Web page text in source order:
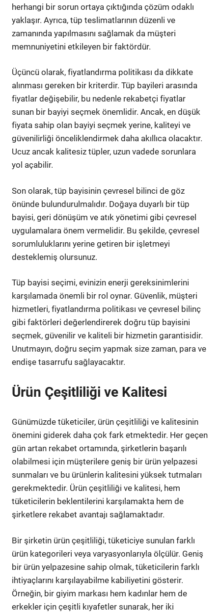
herhangi bir sorun ortaya çıktığında çözüm odaklı
yaklaşır. Ayrıca, tüp teslimatlarının düzenli ve
zamanında yapılmasını sağlamak da müşteri
memnuniyetini etkileyen bir faktördür.
Üçüncü olarak, fiyatlandırma politikası da dikkate
alınması gereken bir kriterdir. Tüp bayileri arasında
fiyatlar değişebilir, bu nedenle rekabetçi fiyatlar
sunan bir bayiyi seçmek önemlidir. Ancak, en düşük
fiyata sahip olan bayiyi seçmek yerine, kaliteyi ve
güvenilirliği önceliklendirmek daha akıllıca olacaktır.
Ucuz ancak kalitesiz tüpler, uzun vadede sorunlara
yol açabilir.
Son olarak, tüp bayisinin çevresel bilinci de göz
önünde bulundurulmalıdır. Doğaya duyarlı bir tüp
bayisi, geri dönüşüm ve atık yönetimi gibi çevresel
uygulamalara önem vermelidir. Bu şekilde, çevresel
sorumluluklarını yerine getiren bir işletmeyi
desteklemiş olursunuz.
Tüp bayisi seçimi, evinizin enerji gereksinimlerini
karşılamada önemli bir rol oynar. Güvenlik, müşteri
hizmetleri, fiyatlandırma politikası ve çevresel bilinç
gibi faktörleri değerlendirerek doğru tüp bayisini
seçmek, güvenilir ve kaliteli bir hizmetin garantisidir.
Unutmayın, doğru seçim yapmak size zaman, para ve
endişe tasarrufu sağlayacaktır.
Ürün Çeşitliliği ve Kalitesi
Günümüzde tüketiciler, ürün çeşitliliği ve kalitesinin
önemini giderek daha çok fark etmektedir. Her geçen
gün artan rekabet ortamında, şirketlerin başarılı
olabilmesi için müşterilere geniş bir ürün yelpazesi
sunmaları ve bu ürünlerin kalitesini yüksek tutmaları
gerekmektedir. Ürün çeşitliliği ve kalitesi, hem
tüketicilerin beklentilerini karşılamakta hem de
şirketlere rekabet avantajı sağlamaktadır.
Bir şirketin ürün çeşitliliği, tüketiciye sunulan farklı
ürün kategorileri veya varyasyonlarıyla ölçülür. Geniş
bir ürün yelpazesine sahip olmak, tüketicilerin farklı
ihtiyaçlarını karşılayabilme kabiliyetini gösterir.
Örneğin, bir giyim markası hem kadınlar hem de
erkekler için çeşitli kıyafetler sunarak, her iki